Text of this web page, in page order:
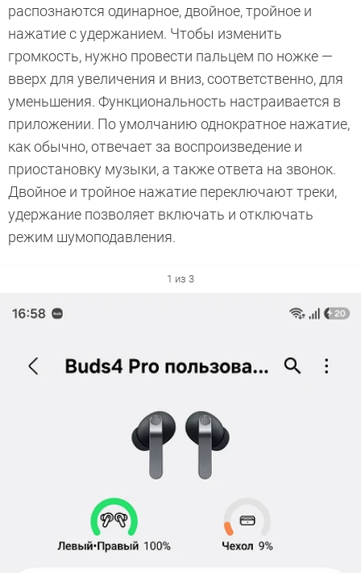
распознаются одинарное, двойное, тройное и
нажатие с удержанием. Чтобы изменить
громкость, нужно провести пальцем по ножке —
вверх для увеличения и вниз, соответственно, для
уменьшения. Функциональность настраивается в
приложении. По умолчанию однократное нажатие,
как обычно, отвечает за воспроизведение и
приостановку музыки, а также ответа на звонок.
Двойное и тройное нажатие переключают треки,
удержание позволяет включать и отключать
режим шумоподавления.
1 из 3